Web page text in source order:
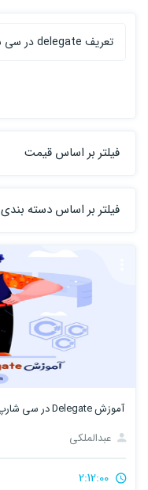
فیلتر بر اساس قیمت
فیلتر بر اساس دسته بندی
آموزش Delegate در سی شارپ
عبدالملکی